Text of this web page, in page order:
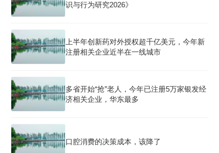
识与行为研究2026》
上半年创新药对外授权超千亿美元，今年新
注册相关企业近半在一线城市
多省开始“抢”老人，今年已注册5万家银发经
济相关企业，华东最多
口腔消费的决策成本，该降了